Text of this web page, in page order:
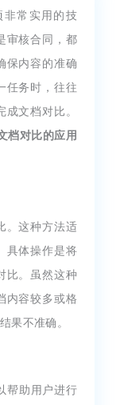
非常实用的技
审核合同，都
保内容的准确
任务时，往往
文档对比。
档对比的应用
。这种方法适
具体操作是将
比。虽然这种
内容较多或格
果不准确。
帮助用户进行